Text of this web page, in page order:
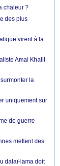
chaleur ?
des plus
virent à la
Amal Khalil
la
uniquement sur
de guerre
mettent des
dalaï-lama doit